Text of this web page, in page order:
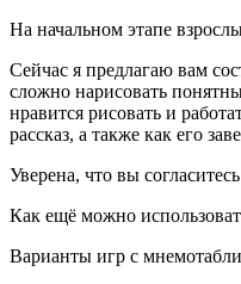
На начальном этапе
Сейчас я предлагаю вам
сложно нарисовать
нравится рисовать и
рассказ, а также как его
Уверена, что вы
Как ещё можно
Варианты игр с